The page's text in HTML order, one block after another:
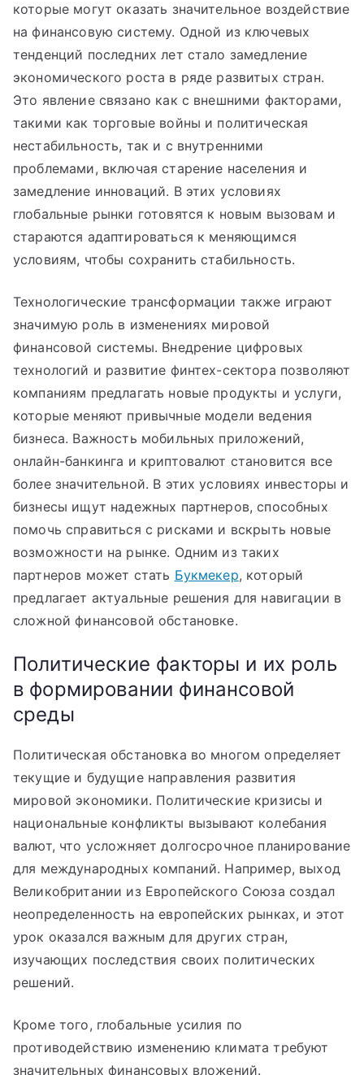
которые могут оказать значительное воздействие
на финансовую систему. Одной из ключевых
тенденций последних лет стало замедление
экономического роста в ряде развитых стран.
Это явление связано как с внешними факторами,
такими как торговые войны и политическая
нестабильность, так и с внутренними
проблемами, включая старение населения и
замедление инноваций. В этих условиях
глобальные рынки готовятся к новым вызовам и
стараются адаптироваться к меняющимся
условиям, чтобы сохранить стабильность.
Технологические трансформации также играют
значимую роль в изменениях мировой
финансовой системы. Внедрение цифровых
технологий и развитие финтех-сектора позволяют
компаниям предлагать новые продукты и услуги,
которые меняют привычные модели ведения
бизнеса. Важность мобильных приложений,
онлайн-банкинга и криптовалют становится все
более значительной. В этих условиях инвесторы и
бизнесы ищут надежных партнеров, способных
помочь справиться с рисками и вскрыть новые
возможности на рынке. Одним из таких
партнеров может стать Букмекер, который
предлагает актуальные решения для навигации в
сложной финансовой обстановке.
Политические факторы и их роль
в формировании финансовой
среды
Политическая обстановка во многом определяет
текущие и будущие направления развития
мировой экономики. Политические кризисы и
национальные конфликты вызывают колебания
валют, что усложняет долгосрочное планирование
для международных компаний. Например, выход
Великобритании из Европейского Союза создал
неопределенность на европейских рынках, и этот
урок оказался важным для других стран,
изучающих последствия своих политических
решений.
Кроме того, глобальные усилия по
противодействию изменению климата требуют
значительных финансовых вложений.